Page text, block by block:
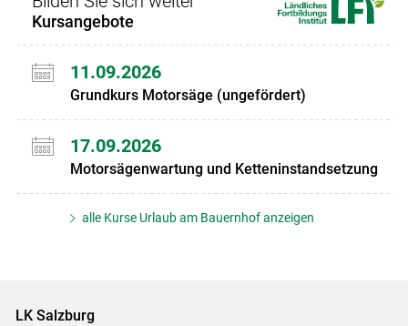
Kursangebote
11.09.2026
Grundkurs Motorsäge (ungefördert)
17.09.2026
Motorsägenwartung und Ketteninstandsetzung
alle Kurse Urlaub am Bauernhof anzeigen
LK Salzburg